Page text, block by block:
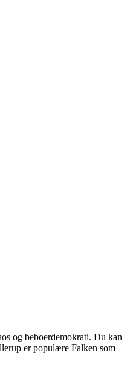
og beboerdemokrati. Du kan
er populære Falken som